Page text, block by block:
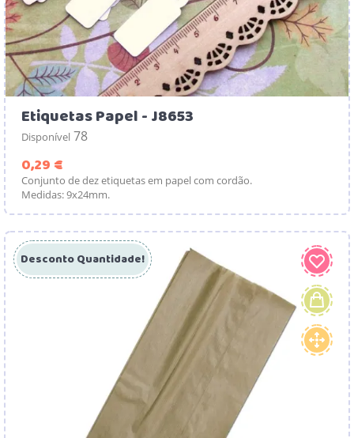
Etiquetas Papel - J8653
Disponível 78
0,29 €
Conjunto de dez etiquetas em papel com cordão.
Medidas: 9x24mm.
Desconto Quantidade!